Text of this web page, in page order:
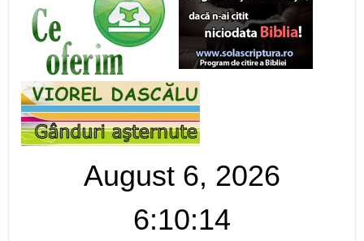
August 6, 2026
6:10:14